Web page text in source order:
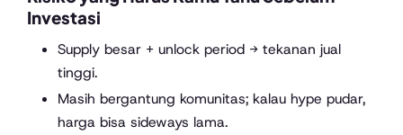
Investasi
Supply besar + unlock period → tekanan jual
tinggi.
Masih bergantung komunitas; kalau hype pudar,
harga bisa sideways lama.